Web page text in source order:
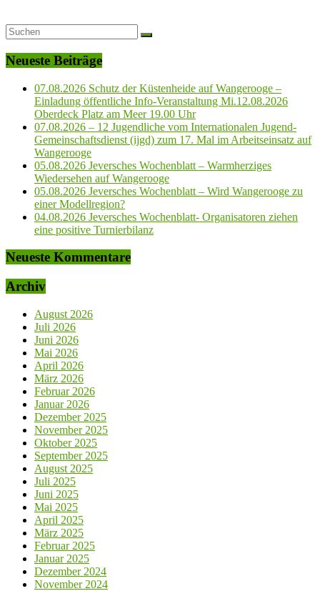
Neueste Beiträge
07.08.2026 Schutz der Küstenheide auf Wangerooge –
Einladung öffentliche Info-Veranstaltung Mi.12.08.2026
Oberdeck Platz am Meer 19.00 Uhr
07.08.2026 – 12 Jugendliche vom Internationalen Jugend-
Gemeinschaftsdienst (ijgd) zum 17. Mal im Arbeitseinsatz auf
Wangerooge
05.08.2026 Jeversches Wochenblatt – Warmherziges
Wiedersehen auf Wangerooge
05.08.2026 Jeversches Wochenblatt – Wird Wangerooge zu
einer Modellregion?
04.08.2026 Jeversches Wochenblatt- Organisatoren ziehen
eine positive Turnierbilanz
Neueste Kommentare
Archiv
August 2026
Juli 2026
Juni 2026
Mai 2026
April 2026
März 2026
Februar 2026
Januar 2026
Dezember 2025
November 2025
Oktober 2025
September 2025
August 2025
Juli 2025
Juni 2025
Mai 2025
April 2025
März 2025
Februar 2025
Januar 2025
Dezember 2024
November 2024